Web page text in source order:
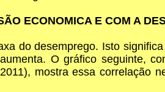
ECONOMICA E COM A
do desemprego. Isto
O gráfico seguinte,
mostra essa correlação